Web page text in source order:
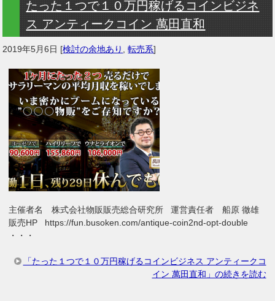
たった１つで１０万円稼げるコインビジネ
ス アンティークコイン 萬田直和
2019年5月6日 [検討の余地あり ,転売系]
主催者名 株式会社物販販売総合研究所 運営責任者 船原 徹雄
販売HP https://fun.busoken.com/antique-coin2nd-opt-double
・・・
「たった１つで１０万円稼げるコインビジネス アンティークコ
イン 萬田直和」の続きを読む